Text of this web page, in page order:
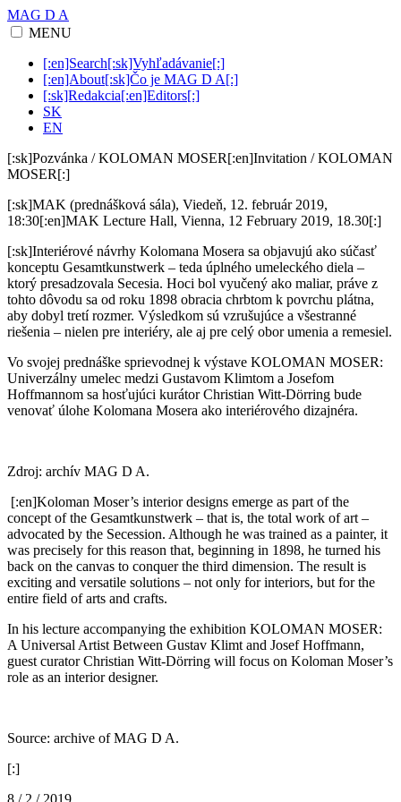
MAG D A
MENU
[:en]Search[:sk]Vyhľadávanie[:]
[:en]About[:sk]Čo je MAG D A[:]
[:sk]Redakcia[:en]Editors[:]
SK
EN
[:sk]Pozvánka / KOLOMAN MOSER[:en]Invitation / KOLOMAN
MOSER[:]
[:sk]MAK (prednášková sála), Viedeň, 12. február 2019,
18:30[:en]MAK Lecture Hall, Vienna, 12 February 2019, 18.30[:]
[:sk]Interiérové návrhy Kolomana Mosera sa objavujú ako súčasť
konceptu Gesamtkunstwerk – teda úplného umeleckého diela –
ktorý presadzovala Secesia. Hoci bol vyučený ako maliar, práve z
tohto dôvodu sa od roku 1898 obracia chrbtom k povrchu plátna,
aby dobyl tretí rozmer. Výsledkom sú vzrušujúce a všestranné
riešenia – nielen pre interiéry, ale aj pre celý obor umenia a remesiel.
Vo svojej prednáške sprievodnej k výstave KOLOMAN MOSER:
Univerzálny umelec medzi Gustavom Klimtom a Josefom
Hoffmannom sa hosťujúci kurátor Christian Witt-Dörring bude
venovať úlohe Kolomana Mosera ako interiérového dizajnéra.
Zdroj: archív MAG D A.
[:en]Koloman Moser’s interior designs emerge as part of the
concept of the Gesamtkunstwerk – that is, the total work of art –
advocated by the Secession. Although he was trained as a painter, it
was precisely for this reason that, beginning in 1898, he turned his
back on the canvas to conquer the third dimension. The result is
exciting and versatile solutions – not only for interiors, but for the
entire field of arts and crafts.
In his lecture accompanying the exhibition KOLOMAN MOSER:
A Universal Artist Between Gustav Klimt and Josef Hoffmann,
guest curator Christian Witt-Dörring will focus on Koloman Moser’s
role as an interior designer.
Source: archive of MAG D A.
[:]
8 / 2 / 2019